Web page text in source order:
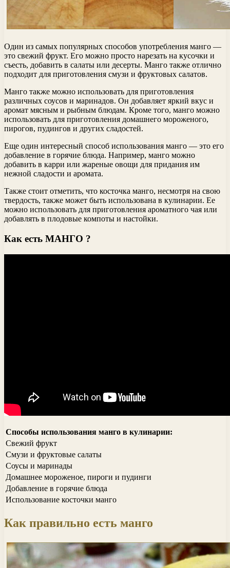
Один из самых популярных способов употребления манго —
это свежий фрукт. Его можно просто нарезать на кусочки и
съесть, добавить в салаты или десерты. Манго также отлично
подходит для приготовления смузи и фруктовых салатов.
Манго также можно использовать для приготовления
различных соусов и маринадов. Он добавляет яркий вкус и
аромат мясным и рыбным блюдам. Кроме того, манго можно
использовать для приготовления домашнего мороженого,
пирогов, пудингов и других сладостей.
Еще один интересный способ использования манго — это его
добавление в горячие блюда. Например, манго можно
добавить в карри или жареные овощи для придания им
нежной сладости и аромата.
Также стоит отметить, что косточка манго, несмотря на свою
твердость, также может быть использована в кулинарии. Ее
можно использовать для приготовления ароматного чая или
добавлять в плодовые компоты и настойки.
Как есть МАНГО ?
Способы использования манго в кулинарии:
Свежий фрукт
Смузи и фруктовые салаты
Соусы и маринады
Домашнее мороженое, пироги и пудинги
Добавление в горячие блюда
Использование косточки манго
Как правильно есть манго